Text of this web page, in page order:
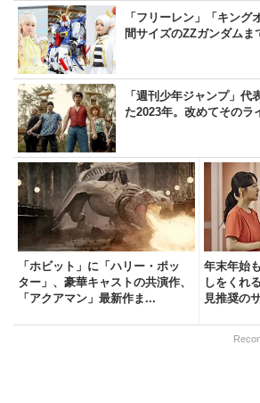
「フリーレン」「キング
間サイズのZZガンダムま
「週刊少年ジャンプ」代
た2023年。改めてそのラ
「ホビット」に「ハリー・ポッ
ター」、豪華キャストの共演作、
「アクアマン」最新作ま...
年末年始
しをくれ
見推奨の